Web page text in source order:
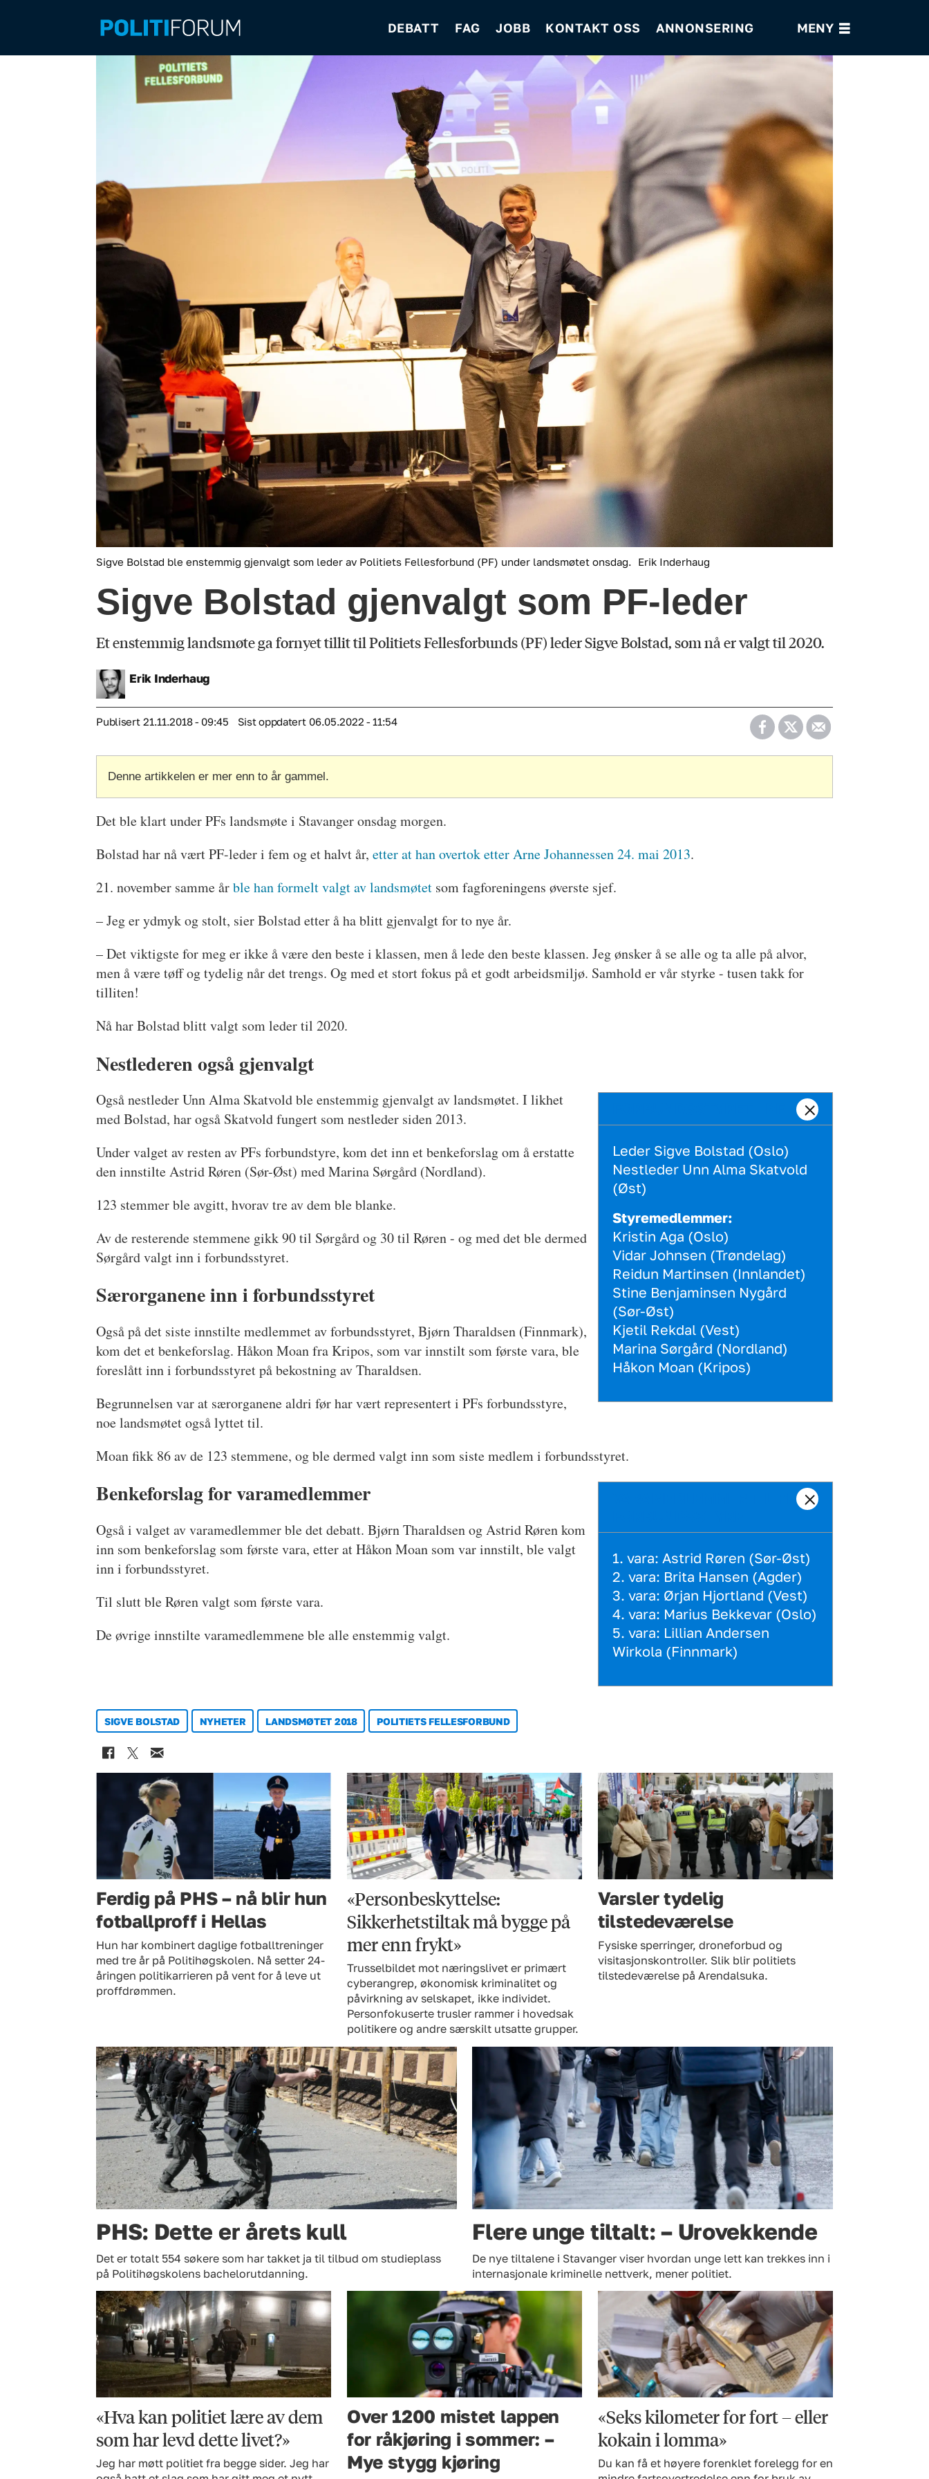
DEBATT FAG JOBB KONTAKT OSS ANNONSERING
Sigve Bolstad ble enstemmig gjenvalgt som leder av Politiets Fellesforbund (PF) under landsmøtet onsdag. Erik Inderhaug
Sigve Bolstad gjenvalgt som PF-leder
Et enstemmig landsmøte ga fornyet tillit til Politiets Fellesforbunds (PF) leder Sigve Bolstad, som nå er valgt til 2020.
Erik Inderhaug
Publisert 21.11.2018 - 09:45 Sist oppdatert 06.05.2022 - 11:54
Denne artikkelen er mer enn to år gammel.
Det ble klart under PFs landsmøte i Stavanger onsdag morgen.
Bolstad har nå vært PF-leder i fem og et halvt år,etter at han overtok etter Arne Johannessen 24. mai 2013.
21. november samme årble han formelt valgt av landsmøtet som fagforeningens øverste sjef.
– Jeg er ydmyk og stolt, sier Bolstad etter å ha blitt gjenvalgt for to nye år.
– Det viktigste for meg er ikke å være den beste i klassen, men å lede den beste klassen. Jeg ønsker å se alle og ta alle på alvor,
men å være tøff og tydelig når det trengs. Og med et stort fokus på et godt arbeidsmiljø. Samhold er vår styrke - tusen takk for
tilliten!
Nå har Bolstad blitt valgt som leder til 2020.
Nestlederen også gjenvalgt
Leder Sigve Bolstad (Oslo)
Nestleder Unn Alma Skatvold
(Øst)
Styremedlemmer:
Kristin Aga (Oslo)
Vidar Johnsen (Trøndelag)
Reidun Martinsen (Innlandet)
Stine Benjaminsen Nygård
(Sør-Øst)
Kjetil Rekdal (Vest)
Marina Sørgård (Nordland)
Håkon Moan (Kripos)
Også nestleder Unn Alma Skatvold ble enstemmig gjenvalgt av landsmøtet. I likhet
med Bolstad, har også Skatvold fungert som nestleder siden 2013.
Under valget av resten av PFs forbundstyre, kom det inn et benkeforslag om å erstatte
den innstilte Astrid Røren (Sør-Øst) med Marina Sørgård (Nordland).
123 stemmer ble avgitt, hvorav tre av dem ble blanke.
Av de resterende stemmene gikk 90 til Sørgård og 30 til Røren - og med det ble dermed
Sørgård valgt inn i forbundsstyret.
Særorganene inn i forbundsstyret
Også på det siste innstilte medlemmet av forbundsstyret, Bjørn Tharaldsen (Finnmark),
kom det et benkeforslag. Håkon Moan fra Kripos, som var innstilt som første vara, ble
foreslått inn i forbundsstyret på bekostning av Tharaldsen.
Begrunnelsen var at særorganene aldri før har vært representert i PFs forbundsstyre,
noe landsmøtet også lyttet til.
Moan fikk 86 av de 123 stemmene, og ble dermed valgt inn som siste medlem i forbundsstyret.
VARAMEDLEMMER TIL PFS
1. vara: Astrid Røren (Sør-Øst)
2. vara: Brita Hansen (Agder)
3. vara: Ørjan Hjortland (Vest)
4. vara: Marius Bekkevar (Oslo)
5. vara: Lillian Andersen
Wirkola (Finnmark)
Benkeforslag for varamedlemmer
Også i valget av varamedlemmer ble det debatt. Bjørn Tharaldsen og Astrid Røren kom
inn som benkeforslag som første vara, etter at Håkon Moan som var innstilt, ble valgt
inn i forbundsstyret.
Til slutt ble Røren valgt som første vara.
De øvrige innstilte varamedlemmene ble alle enstemmig valgt.
SIGVE BOLSTAD NYHETER LANDSMØTET 2018 POLITIETS FELLESFORBUND
Ferdig på PHS – nå blir hun
fotballproff i Hellas
Hun har kombinert daglige fotballtreninger
med tre år på Politihøgskolen. Nå setter 24-
åringen politikarrieren på vent for å leve ut
proffdrømmen.
«Personbeskyttelse:
Sikkerhetstiltak må bygge på
mer enn frykt»
Trusselbildet mot næringslivet er primært
cyberangrep, økonomisk kriminalitet og
påvirkning av selskapet, ikke individet.
Personfokuserte trusler rammer i hovedsak
politikere og andre særskilt utsatte grupper.
Varsler tydelig
tilstedeværelse
Fysiske sperringer, droneforbud og
visitasjonskontroller. Slik blir politiets
tilstedeværelse på Arendalsuka.
PHS: Dette er årets kull
Det er totalt 554 søkere som har takket ja til tilbud om studieplass
på Politihøgskolens bachelorutdanning.
Flere unge tiltalt: – Urovekkende
De nye tiltalene i Stavanger viser hvordan unge lett kan trekkes inn i
internasjonale kriminelle nettverk, mener politiet.
«Hva kan politiet lære av dem
som har levd dette livet?»
Jeg har møtt politiet fra begge sider. Jeg har
Over 1200 mistet lappen
for råkjøring i sommer: –
Mye stygg kjøring
«Seks kilometer for fort – eller
kokain i lomma»
Du kan få et høyere forenklet forelegg for en